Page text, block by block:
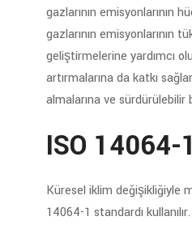
gazlarının emisyonlarının
gazlarının emisyonlarının
geliştirmelerine yardımcı
artırmalarına da katkı
almalarına ve
ISO
Küresel iklim değişikliğiyle
14064-1 standardı